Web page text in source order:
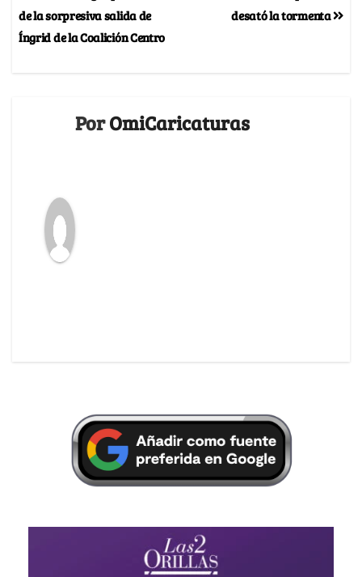
desató la tormenta
de la sorpresiva salida de
Íngrid de la Coalición Centro
PorOmiCaricaturas